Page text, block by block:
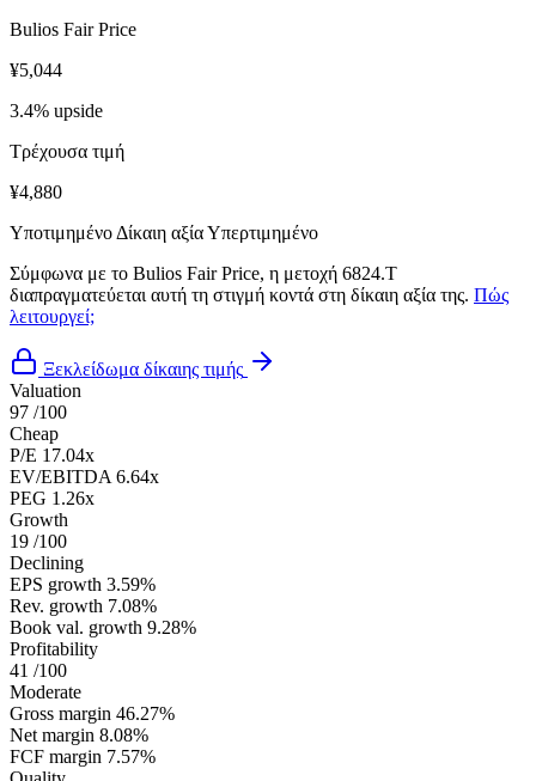
Bulios Fair Price
¥5,044
3.4% upside
Τρέχουσα τιμή
¥4,880
Υποτιμημένο Δίκαιη αξίαΥπερτιμημένο
Σύμφωνα με το Bulios Fair Price, η μετοχή 6824.T
διαπραγματεύεται αυτή τη στιγμή κοντά στη δίκαιη αξία της. Πώς
λειτουργεί;
Ξεκλείδωμα δίκαιης τιμής
Valuation
97 /100
Cheap
P/E 17.04x
EV/EBITDA 6.64x
PEG 1.26x
Growth
19 /100
Declining
EPS growth 3.59%
Rev. growth 7.08%
Book val. growth 9.28%
Profitability
41 /100
Moderate
Gross margin 46.27%
Net margin 8.08%
FCF margin 7.57%